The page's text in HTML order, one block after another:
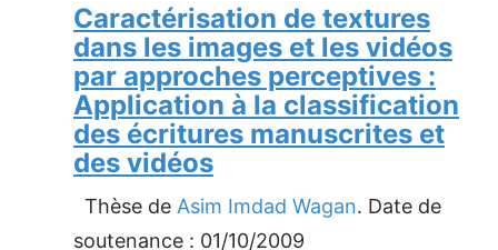
Caractérisation de textures
dans les images et les vidéos
par approches perceptives :
Application à la classification
des écritures manuscrites et
des vidéos
Thèse de Asim Imdad Wagan. Date de
soutenance : 01/10/2009